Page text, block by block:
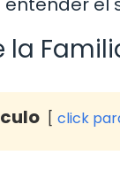
click